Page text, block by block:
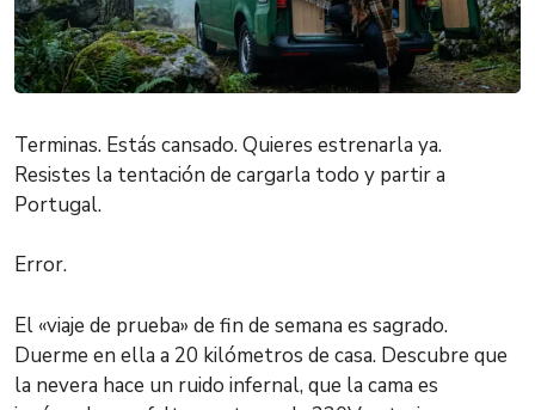
Terminas. Estás cansado. Quieres estrenarla ya.
Resistes la tentación de cargarla todo y partir a
Portugal.
Error.
El «viaje de prueba» de fin de semana es sagrado.
Duerme en ella a 20 kilómetros de casa. Descubre que
la nevera hace un ruido infernal, que la cama es